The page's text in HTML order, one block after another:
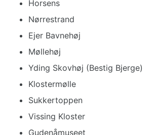
Horsens
Nørrestrand
Ejer Bavnehøj
Møllehøj
Yding Skovhøj (Bestig Bjerge)
Klostermølle
Sukkertoppen
Vissing Kloster
Gudenåmuseet